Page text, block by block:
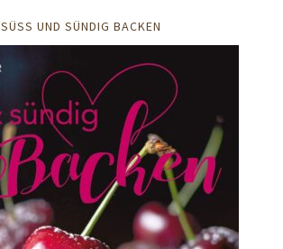
SÜSS UND SÜNDIG BACKEN